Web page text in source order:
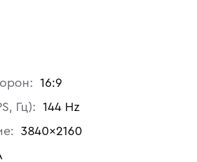
16:9
Гц): 144 Hz
3840×2160